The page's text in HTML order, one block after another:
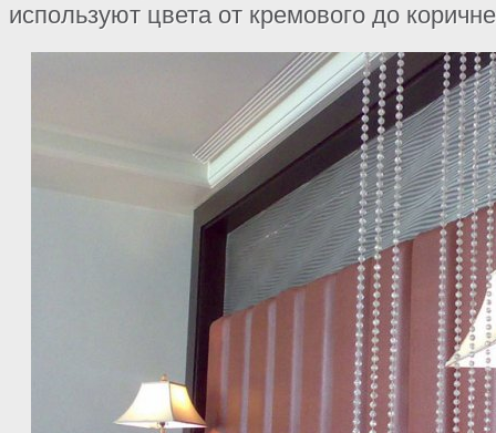
используют цвета от кремового до